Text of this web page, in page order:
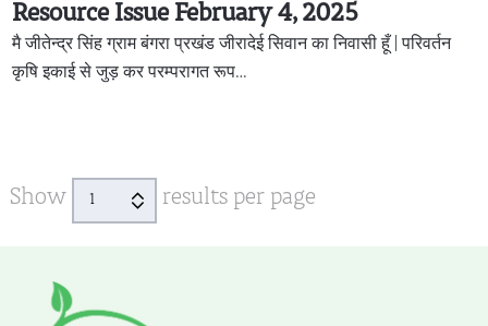
Resource Issue February 4, 2025
मै जीतेन्द्र सिंह ग्राम बंगरा प्रखंड जीरादेई सिवान का निवासी हूँ | परिवर्तन
कृषि इकाई से जुड़ कर परम्परागत रूप…
Show results per page